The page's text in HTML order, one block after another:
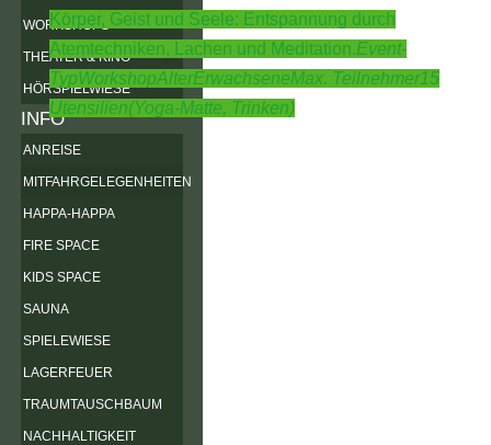
WORKSHOPS
THEATER & KINO
HÖRSPIELWIESE
INFO
ANREISE
MITFAHRGELEGENHEITEN
HAPPA-HAPPA
FIRE SPACE
KIDS SPACE
SAUNA
SPIELEWIESE
LAGERFEUER
TRAUMTAUSCHBAUM
NACHHALTIGKEIT
Körper, Geist und Seele: Entspannung durch
Atemtechniken, Lachen und Meditation.Event-
TypWorkshopAlterErwachseneMax. Teilnehmer15
Utensilien(Yoga-Matte, Trinken)